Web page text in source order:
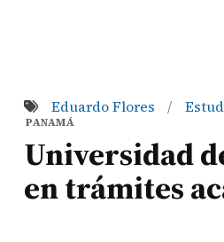
Eduardo Flores /
PANAMÁ
Universidad
en trámites